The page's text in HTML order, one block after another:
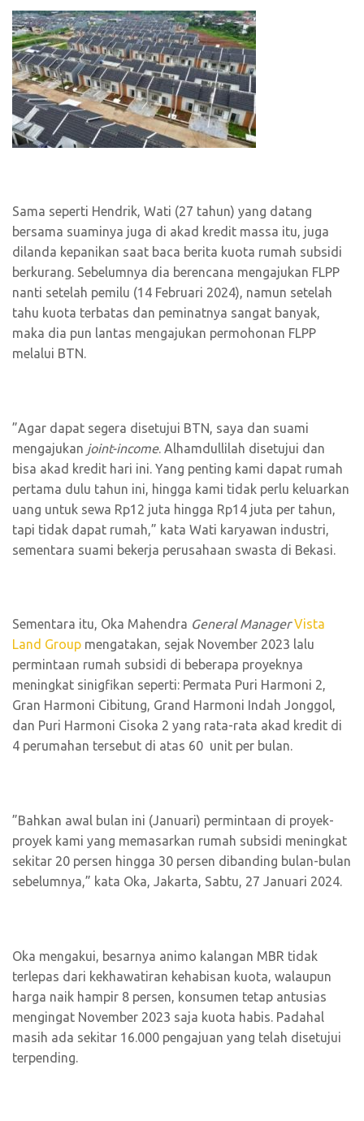
Sama seperti Hendrik, Wati (27 tahun) yang datang
bersama suaminya juga di akad kredit massa itu, juga
dilanda kepanikan saat baca berita kuota rumah subsidi
berkurang. Sebelumnya dia berencana mengajukan FLPP
nanti setelah pemilu (14 Februari 2024), namun setelah
tahu kuota terbatas dan peminatnya sangat banyak,
maka dia pun lantas mengajukan permohonan FLPP
melalui BTN.
”Agar dapat segera disetujui BTN, saya dan suami
mengajukan joint-income. Alhamdullilah disetujui dan
bisa akad kredit hari ini. Yang penting kami dapat rumah
pertama dulu tahun ini, hingga kami tidak perlu keluarkan
uang untuk sewa Rp12 juta hingga Rp14 juta per tahun,
tapi tidak dapat rumah,” kata Wati karyawan industri,
sementara suami bekerja perusahaan swasta di Bekasi.
Sementara itu, Oka Mahendra General ManagerVista
Land Group mengatakan, sejak November 2023 lalu
permintaan rumah subsidi di beberapa proyeknya
meningkat sinigfikan seperti: Permata Puri Harmoni 2,
Gran Harmoni Cibitung, Grand Harmoni Indah Jonggol,
dan Puri Harmoni Cisoka 2 yang rata-rata akad kredit di
4 perumahan tersebut di atas 60 unit per bulan.
”Bahkan awal bulan ini (Januari) permintaan di proyek-
proyek kami yang memasarkan rumah subsidi meningkat
sekitar 20 persen hingga 30 persen dibanding bulan-bulan
sebelumnya,” kata Oka, Jakarta, Sabtu, 27 Januari 2024.
Oka mengakui, besarnya animo kalangan MBR tidak
terlepas dari kekhawatiran kehabisan kuota, walaupun
harga naik hampir 8 persen, konsumen tetap antusias
mengingat November 2023 saja kuota habis. Padahal
masih ada sekitar 16.000 pengajuan yang telah disetujui
terpending.